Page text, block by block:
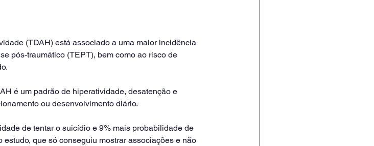
(TDAH) está associado a uma maior incidência
pós-traumático (TEPT), bem como ao risco de
é um padrão de hiperatividade, desatenção e
ou desenvolvimento diário.
de tentar o suicídio e 9% mais probabilidade de
que só conseguiu mostrar associações e não